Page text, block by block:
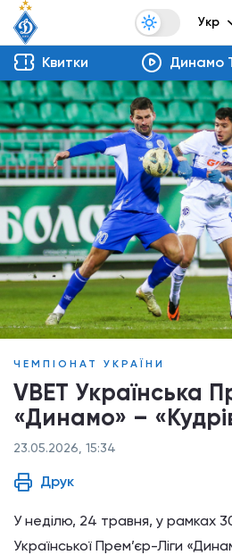
Укр
Квитки Динамо
ЧЕМПІОНАТ УКРАЇНИ
VBET Українська
«Динамо» –
23.05.2026, 15:34
Друк
У неділю, 24 травня, у рамках
Української Прем’єр-Ліги